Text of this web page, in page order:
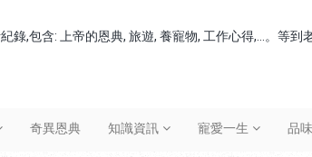
,包含: 上帝的恩典, 旅遊, 養寵物, 工作心得,...。等到
奇異恩典 知識資訊 寵愛一生 品